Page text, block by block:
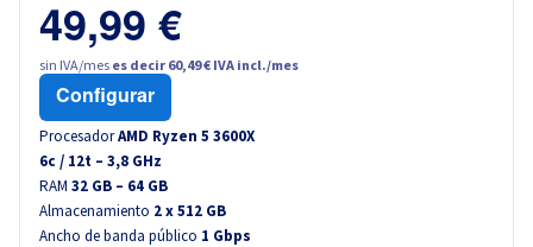
India
Asia
World
49,99 €
sin IVA/mes es decir 60,49 € IVA incl./mes
Configurar
ProcesadorAMD Ryzen 5 3600X
6c / 12t – 3,8 GHz
RAM 32 GB – 64 GB
Almacenamiento 2 x 512 GB
Ancho de banda público 1 Gbps